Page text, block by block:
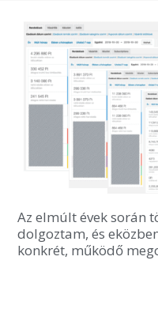
Az elmúlt évek során
dolgoztam, és
konkrét, működő